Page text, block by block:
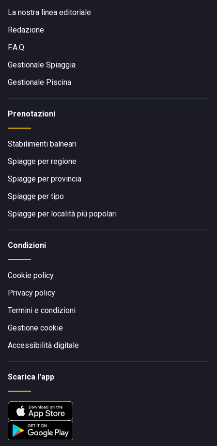
La nostra linea editoriale
Redazione
F.A.Q.
Gestionale Spiaggia
Gestionale Piscina
Prenotazioni
Stabilimenti balneari
Spiagge per regione
Spiagge per provincia
Spiagge per tipo
Spiagge per località più popolari
Condizioni
Cookie policy
Privacy policy
Termini e condizioni
Gestione cookie
Accessibilità digitale
Scarica l'app